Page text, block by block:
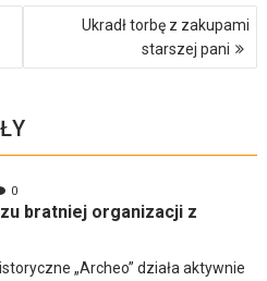
Ukradł torbę z zakupami
starszej pani
0
bratniej organizacji z
„Archeo” działa aktywnie